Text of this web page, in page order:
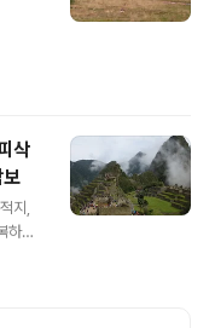
삭
지,
하세